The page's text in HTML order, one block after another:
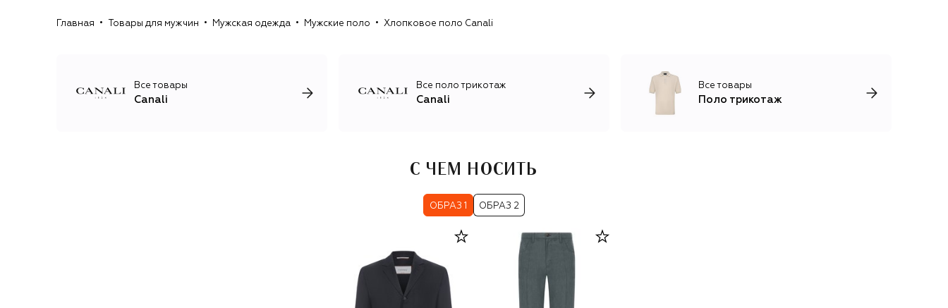
орнаментами, головными уборами и перчатками,
Главная Товары для мужчин Мужская одежда Мужские поло Хлопковое поло Canali
Все товары
Canali
Все поло трикотаж
Canali
Все товары
Поло трикотаж
С ЧЕМ НОСИТЬ
ОБРАЗ 1 ОБРАЗ 2